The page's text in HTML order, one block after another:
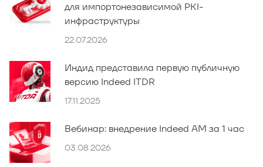
для импортонезависимой PKI-
инфраструктуры
22.07.2026
Индид представила первую публичную
версию Indeed ITDR
17.11.2025
Вебинар: внедрение Indeed AM за 1 час
03.08.2026